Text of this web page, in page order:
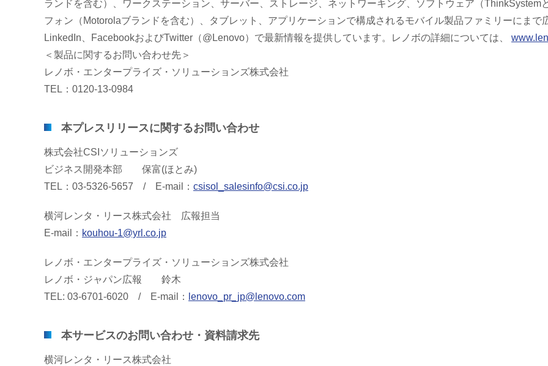
ランドを含む）、ワークステーション、サーバー、ストレージ、ネットワーキング、ソフトウェア（
フォン（Motorolaブランドを含む）、タブレット、アプリケーションで構成されるモバイル製品ファミリーにまで
LinkedIn、FacebookおよびTwitter（@Lenovo）で最新情報を提供しています。レノボの詳細については、
＜製品に関するお問い合わせ先＞
レノボ・エンタープライズ・ソリューションズ株式会社
TEL：0120-13-0984
本プレスリリースに関するお問い合わせ
株式会社CSIソリューションズ
ビジネス開発本部 保富(ほとみ)
TEL：03-5326-5657 / E-mail： csisol_salesinfo@csi.co.jp
横河レンタ・リース株式会社 広報担当
E-mail： kouhou-1@yrl.co.jp
レノボ・エンタープライズ・ソリューションズ株式会社
レノボ・ジャパン広報 鈴木
TEL: 03-6701-6020 / E-mail：
lenovo_pr_jp@lenovo.com
本サービスのお問い合わせ・資料請求先
横河レンタ・リース株式会社